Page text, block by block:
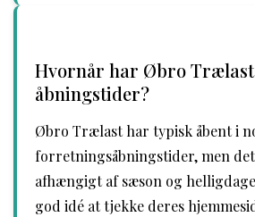
Hvornår har Øbro Trælast
åbningstider?
Øbro Trælast har typisk åbent i
forretningsåbningstider, men
afhængigt af sæson og
god idé at tjekke deres